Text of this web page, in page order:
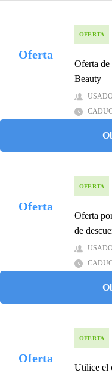
Oferta
OFERTA
Oferta de
Beauty
Oferta
OFERTA
Oferta
de
Oferta
OFERTA
Utilice el